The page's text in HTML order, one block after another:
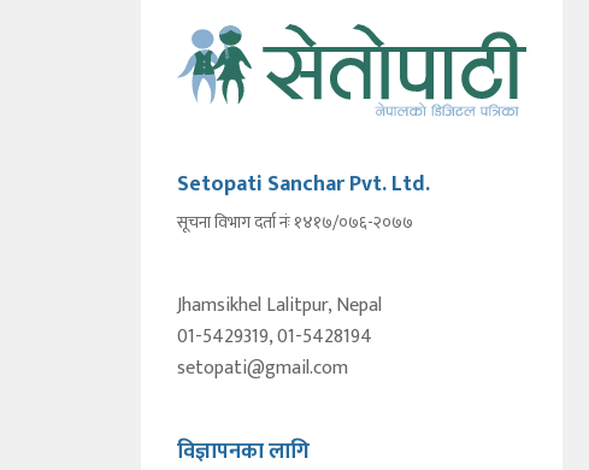
Setopati Sanchar Pvt. Ltd.
सूचना विभाग दर्ता नंः १४१७/०७६-२०७७
Jhamsikhel Lalitpur, Nepal
01-5429319, 01-5428194
setopati@gmail.com
विज्ञापनका लागि